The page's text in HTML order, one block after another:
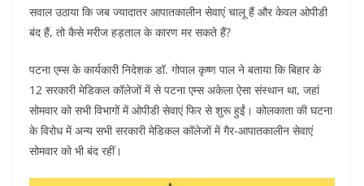
सवाल उठाया कि जब ज्यादातर आपातकालीन सेवाएं चालू हैं और केवल ओपीडी
बंद हैं, तो कैसे मरीज हड़ताल के कारण मर सकते हैं?
पटना एम्स के कार्यकारी निदेशक डॉ. गोपाल कृष्ण पाल ने बताया कि बिहार के
12 सरकारी मेडिकल कॉलेजों में से पटना एम्स अकेला ऐसा संस्थान था, जहां
सोमवार को सभी विभागों में ओपीडी सेवाएं फिर से शुरू हुईं। कोलकाता की घटना
के विरोध में अन्य सभी सरकारी मेडिकल कॉलेजों में गैर-आपातकालीन सेवाएं
सोमवार को भी बंद रहीं।